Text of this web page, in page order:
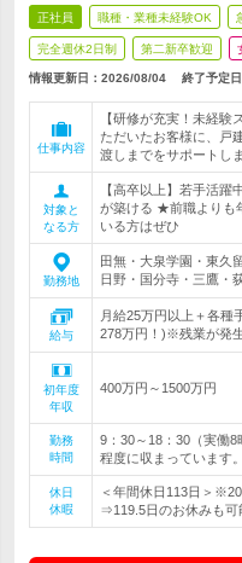
正社員 職種・業種未経験OK
完全週休2日制 第二新卒歓迎
情報更新日：2026/08/04 終了予定日
仕事内容
【研修が充実！未経
ただいたお客様に、戸
渡しまでをサポートし
対象と
なる方
【高卒以上】若手活躍
が築ける ★前職よりも
いる方はぜひ
勤務地
田無・大泉学園・東久
日野・国分寺・三鷹・
給与
月給25万円以上＋各種
278万円！)※残業が発
初年度
年収
400万円～1500万円
勤務
時間
9：30～18：30（実働
程度に収まっています。
休日
休暇
＜年間休日113日＞
⇒119.5日のお休みも可